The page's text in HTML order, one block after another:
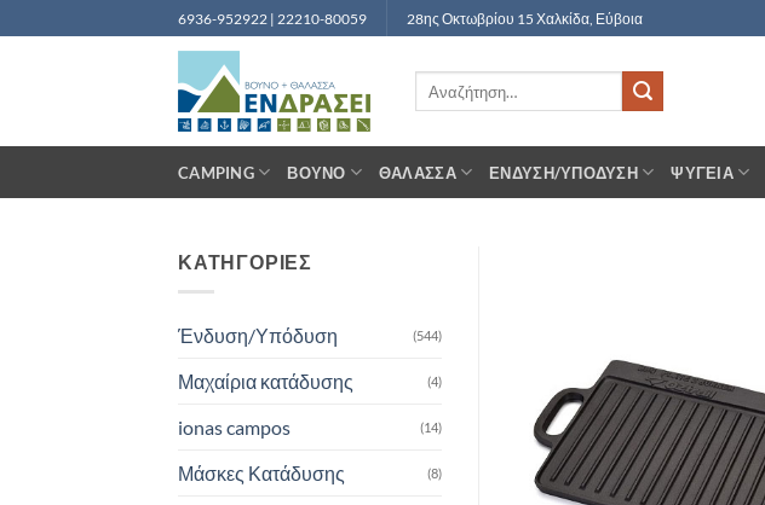
στο
6936-952922 | 22210-80059 28ης Οκτωβρίου 15 Χαλκίδα, Εύβοια
CAMPING ΒΟΥΝΌ ΘΆΛΑΣΣΑ ΈΝΔΥΣΗ/ΥΠΌΔΥΣΗ ΨΥΓΕΊΑ
ΚΑΤΗΓΟΡΙΕΣ
Ένδυση/Υπόδυση (544)
Μαχαίρια κατάδυσης (4)
ionas campos (14)
Μάσκες Κατάδυσης (8)